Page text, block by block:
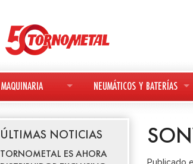
MAQUINARIA
MAQUINARIA NUEVA
MAQUINARIA USADA
NEUMÁTICOS Y BATERÍAS
NEUMÁTICOS
BATERÍAS
ÚLTIMAS NOTICIAS
TORNOMETAL ES AHORA